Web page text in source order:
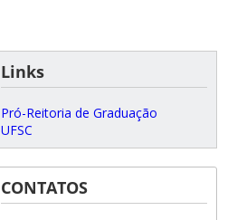
Links
Pró-Reitoria de Graduação
UFSC
CONTATOS